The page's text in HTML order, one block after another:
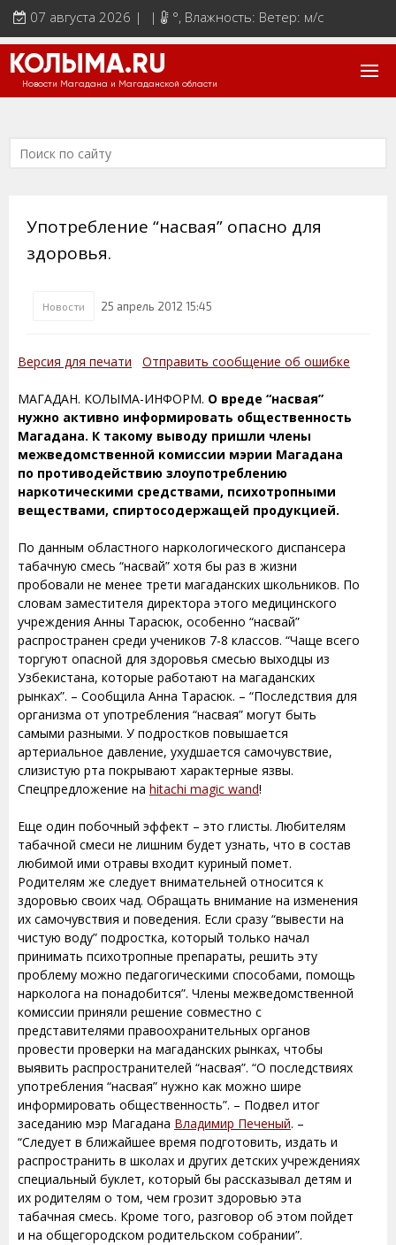
07 августа 2026 | | °, Влажность: Ветер: м/с
КОЛЫМА.RU
Новости Магадана и Магаданской области
Употребление “насвая” опасно для
здоровья.
Новости 25 апрель 2012 15:45
Версия для печати Отправить сообщение об ошибке
МАГАДАН. КОЛЫМА-ИНФОРМ. О вреде “насвая”
нужно активно информировать общественность
Магадана. К такому выводу пришли члены
межведомственной комиссии мэрии Магадана
по противодействию злоупотреблению
наркотическими средствами, психотропными
веществами, спиртосодержащей продукцией.
По данным областного наркологического диспансера
табачную смесь “насвай” хотя бы раз в жизни
пробовали не менее трети магаданских школьников. По
словам заместителя директора этого медицинского
учреждения Анны Тарасюк, особенно “насвай”
распространен среди учеников 7-8 классов. “Чаще всего
торгуют опасной для здоровья смесью выходцы из
Узбекистана, которые работают на магаданских
рынках”. – Сообщила Анна Тарасюк. – “Последствия для
организма от употребления “насвая” могут быть
самыми разными. У подростков повышается
артериальное давление, ухудшается самочувствие,
слизистую рта покрывают характерные язвы.
Спецпредложение на hitachi magic wand!
Еще один побочный эффект – это глисты. Любителям
табачной смеси не лишним будет узнать, что в состав
любимой ими отравы входит куриный помет.
Родителям же следует внимательней относится к
здоровью своих чад. Обращать внимание на изменения
их самочувствия и поведения. Если сразу “вывести на
чистую воду” подростка, который только начал
принимать психотропные препараты, решить эту
проблему можно педагогическими способами, помощь
нарколога на понадобится”. Члены межведомственной
комиссии приняли решение совместно с
представителями правоохранительных органов
провести проверки на магаданских рынках, чтобы
выявить распространителей “насвая”. “О последствиях
употребления “насвая” нужно как можно шире
информировать общественность”. – Подвел итог
заседанию мэр Магадана Владимир Печеный. –
“Следует в ближайшее время подготовить, издать и
распространить в школах и других детских учреждениях
специальный буклет, который бы рассказывал детям и
их родителям о том, чем грозит здоровью эта
табачная смесь. Кроме того, разговор об этом пойдет
и на общегородском родительском собрании”.